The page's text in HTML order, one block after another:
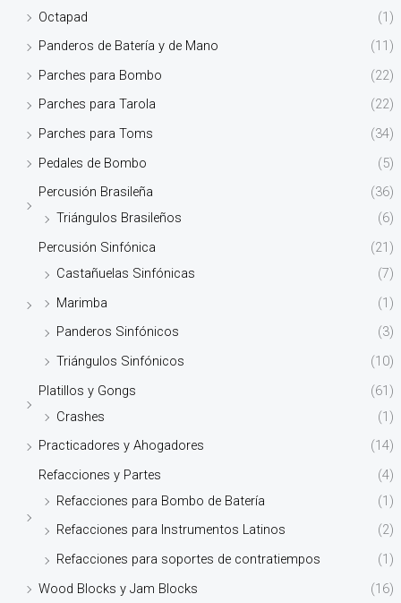
Octapad
(1)
Panderos de Batería y de Mano
(11)
Parches para Bombo
(22)
Parches para Tarola
(22)
Parches para Toms
(34)
Pedales de Bombo
(5)
Percusión Brasileña
(36)
Triángulos Brasileños
(6)
Percusión Sinfónica
(21)
Castañuelas Sinfónicas
(7)
Marimba
(1)
Panderos Sinfónicos
(3)
Triángulos Sinfónicos
(10)
Platillos y Gongs
(61)
Crashes
(1)
Practicadores y Ahogadores
(14)
Refacciones y Partes
(4)
Refacciones para Bombo de Batería
(1)
Refacciones para Instrumentos Latinos
(2)
Refacciones para soportes de contratiempos
(1)
Wood Blocks y Jam Blocks
(16)